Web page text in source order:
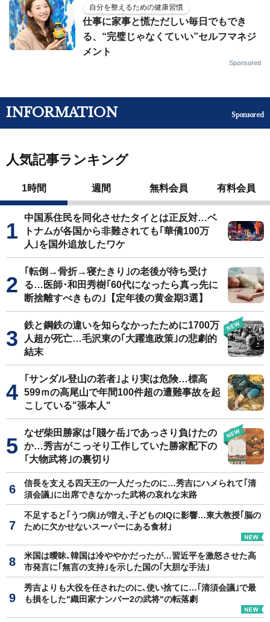
自分を整えるための健康習慣
仕事に家事と慌ただしい毎日でもでき
る、“完璧じゃなくていい”セルフマネジ
メント
Sponsored
INFORMATION Sponsored
人気記事ランキング
1時間 週間 無料会員 有料会員
中国系住民を同化させたタイとは正反対…ベ
トナムが各国から非難されても｢華僑100万
人｣を国外追放したワケ
｢転倒→骨折→寝たきり｣の老後が待ち受け
る…医師･和田秀樹｢60代になったら真っ先に
断捨離すべきもの｣【定年後の黄金期3選】
鉄と鋼鉄の違いを知らなかったために1700万
人超が死亡…毛沢東の｢大躍進政策｣の悲劇的
結末
｢サンダル登山の若者｣より実は危険…標高
599ｍの高尾山で年間100件超の遭難事故を起
こしている"張本人"
なぜ柴田勝家は｢賤ケ岳｣であっさり負けたの
か…秀吉がこっそり工作していた勝家配下の
｢大物武将｣の裏切り
信長を支える四天王の一人だったのに…秀吉にハメられて｢清
須会議｣に出席できなかった武将の哀れな末路
不足すると｢うつ病｣が増え､子どものIQに影響…東大教授｢脳の
ために欠かせないスーパーにある食材｣
米国は曖昧､韓国は冷ややかだったが…習近平を激怒させた高
市発言に｢無言の支持｣を示した国の｢大胆な手法｣
秀吉よりも大役を任されたのに､使い捨てに…｢清須会議｣で最
も損をした"織田家ナンバー2の武将"の転落劇